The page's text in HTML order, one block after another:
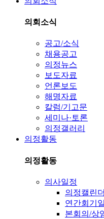
의회소식
공고/소식
채용공고
의정뉴스
보도자료
언론보도
해명자료
칼럼/기고문
세미나·토론
의정갤러리
의정활동
의정활동
의사일정
의정캘린더
연간회기
본회의/상